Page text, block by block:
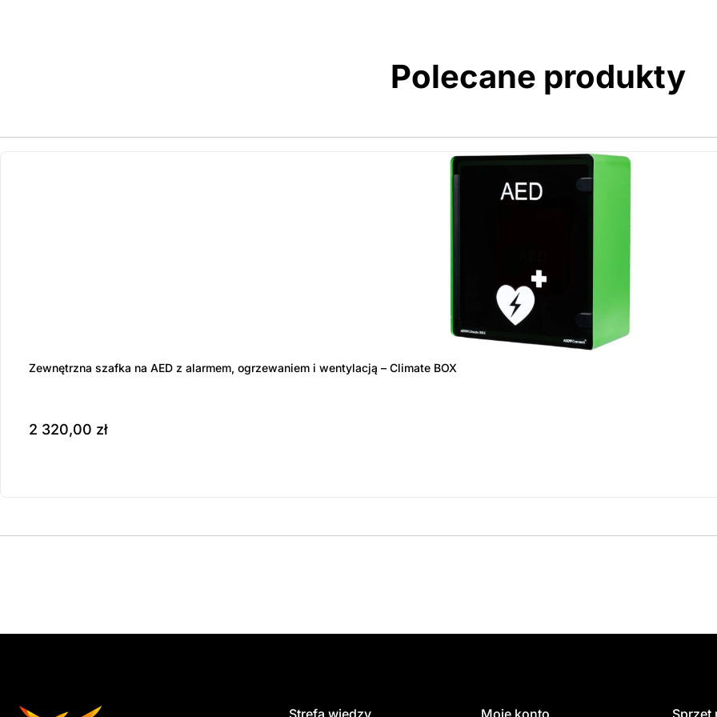
Polecane produkty
Zewnętrzna szafka na AED z alarmem, ogrzewaniem i wentylacją – Climate BOX
2 320,00 zł
Strefa wiedzy Moje konto Sprzęt